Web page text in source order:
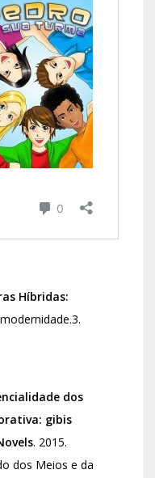
Híbridas:
dos
gibis
. 2015.
dos Meios e da